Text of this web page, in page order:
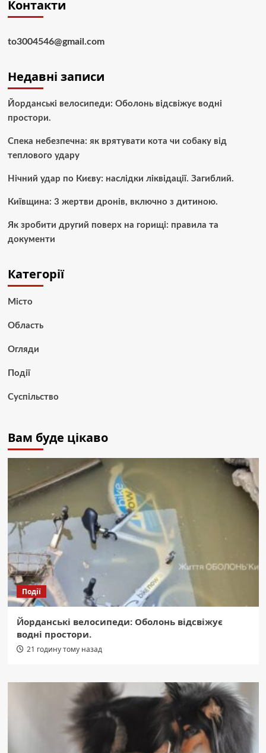
Контакти
to3004546@gmail.com
Недавні записи
Йорданські велосипеди: Оболонь відсвіжує водні
простори.
Спека небезпечна: як врятувати кота чи собаку від
теплового удару
Нічний удар по Києву: наслідки ліквідації. Загиблий.
Київщина: 3 жертви дронів, включно з дитиною.
Як зробити другий поверх на горищі: правила та
документи
Категорії
Місто
Область
Огляди
Події
Суспільство
Вам буде цікаво
Події
Йорданські велосипеди: Оболонь відсвіжує
водні простори.
21 годину тому назад